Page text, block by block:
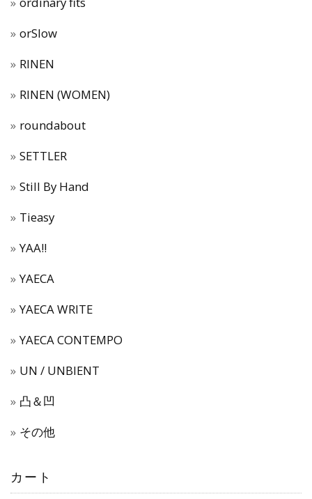
orSlow
RINEN
RINEN (WOMEN)
roundabout
SETTLER
Still By Hand
Tieasy
YAA!!
YAECA
YAECA WRITE
YAECA CONTEMPO
UN / UNBIENT
凸＆凹
その他
カート